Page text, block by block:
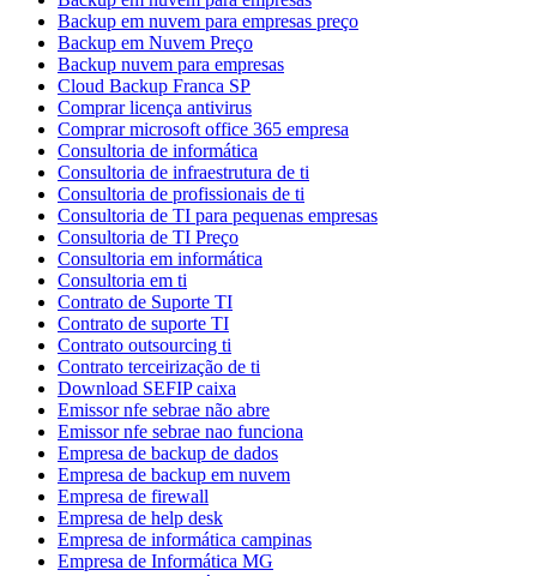
Backup em nuvem para empresas preço
Backup em Nuvem Preço
Backup nuvem para empresas
Cloud Backup Franca SP
Comprar licença antivirus
Comprar microsoft office 365 empresa
Consultoria de informática
Consultoria de infraestrutura de ti
Consultoria de profissionais de ti
Consultoria de TI para pequenas empresas
Consultoria de TI Preço
Consultoria em informática
Consultoria em ti
Contrato de Suporte TI
Contrato de suporte TI
Contrato outsourcing ti
Contrato terceirização de ti
Download SEFIP caixa
Emissor nfe sebrae não abre
Emissor nfe sebrae nao funciona
Empresa de backup de dados
Empresa de backup em nuvem
Empresa de firewall
Empresa de help desk
Empresa de informática campinas
Empresa de Informática MG